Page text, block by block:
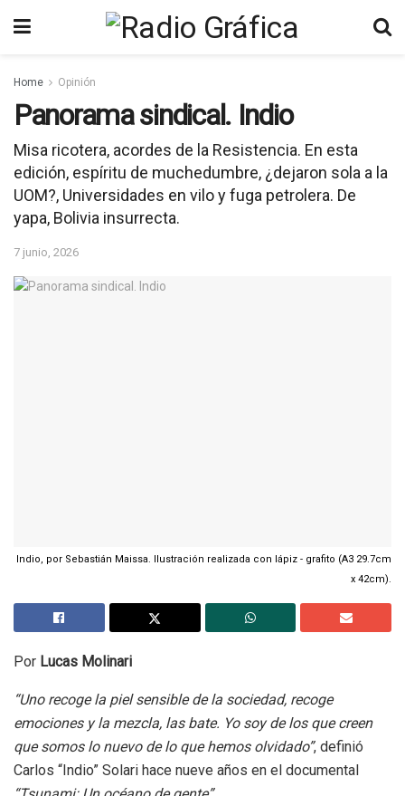
Home Opinión
Panorama sindical. Indio
Misa ricotera, acordes de la Resistencia. En esta
edición, espíritu de muchedumbre, ¿dejaron sola a la
UOM?, Universidades en vilo y fuga petrolera. De
yapa, Bolivia insurrecta.
7 junio, 2026
Indio, por Sebastián Maissa. Ilustración realizada con lápiz - grafito (A3 29.7cm
x 42cm).
Por Lucas Molinari
“Uno recoge la piel sensible de la sociedad, recoge
emociones y la mezcla, las bate. Yo soy de los que creen
que somos lo nuevo de lo que hemos olvidado”, definió
Carlos “Indio” Solari hace nueve años en el documental